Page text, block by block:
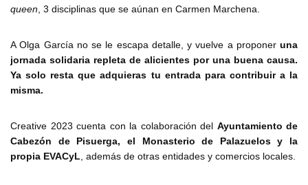
queen , 3 disciplinas que se aúnan en Carmen Marchena.
A Olga García no se le escapa detalle, y vuelve a proponer una
jornada solidaria repleta de alicientes por una buena causa.
Ya solo resta que adquieras tu entrada para contribuir a la
misma.
Creative 2023 cuenta con la colaboración del Ayuntamiento de
Cabezón de Pisuerga, el Monasterio de Palazuelos y la
propia EVACyL , además de otras entidades y comercios locales.